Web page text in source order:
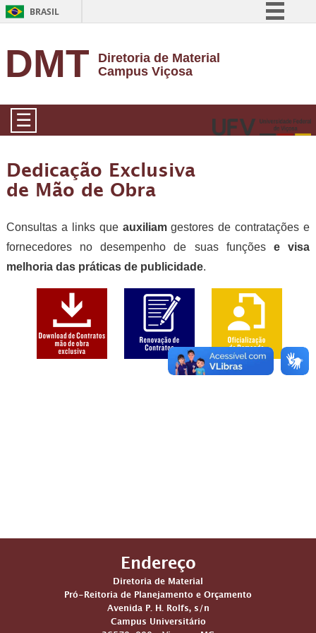
BRASIL
Comunica BR
Acesso à informação
Legislação
DMT
Diretoria de Material
Campus Viçosa
☰
Dedicação Exclusiva
de Mão de Obra
Consultas a links que auxiliamgestores de contratações e
fornecedores no desempenho de suas funçõese visa
melhoria das práticas de publicidade.
Endereço
Diretoria de Material
Pró-Reitoria de Planejamento e Orçamento
Avenida P. H. Rolfs, s/n
Campus Universitário